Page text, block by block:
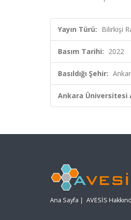
Yayın Türü: Bilirkişi
Basım Tarihi: 2022
Basıldığı Şehir:
Ankara Üniversitesi
Ana Sayfa | AVESİS